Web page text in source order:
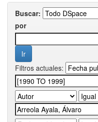
Buscar:
por
Filtros actuales: